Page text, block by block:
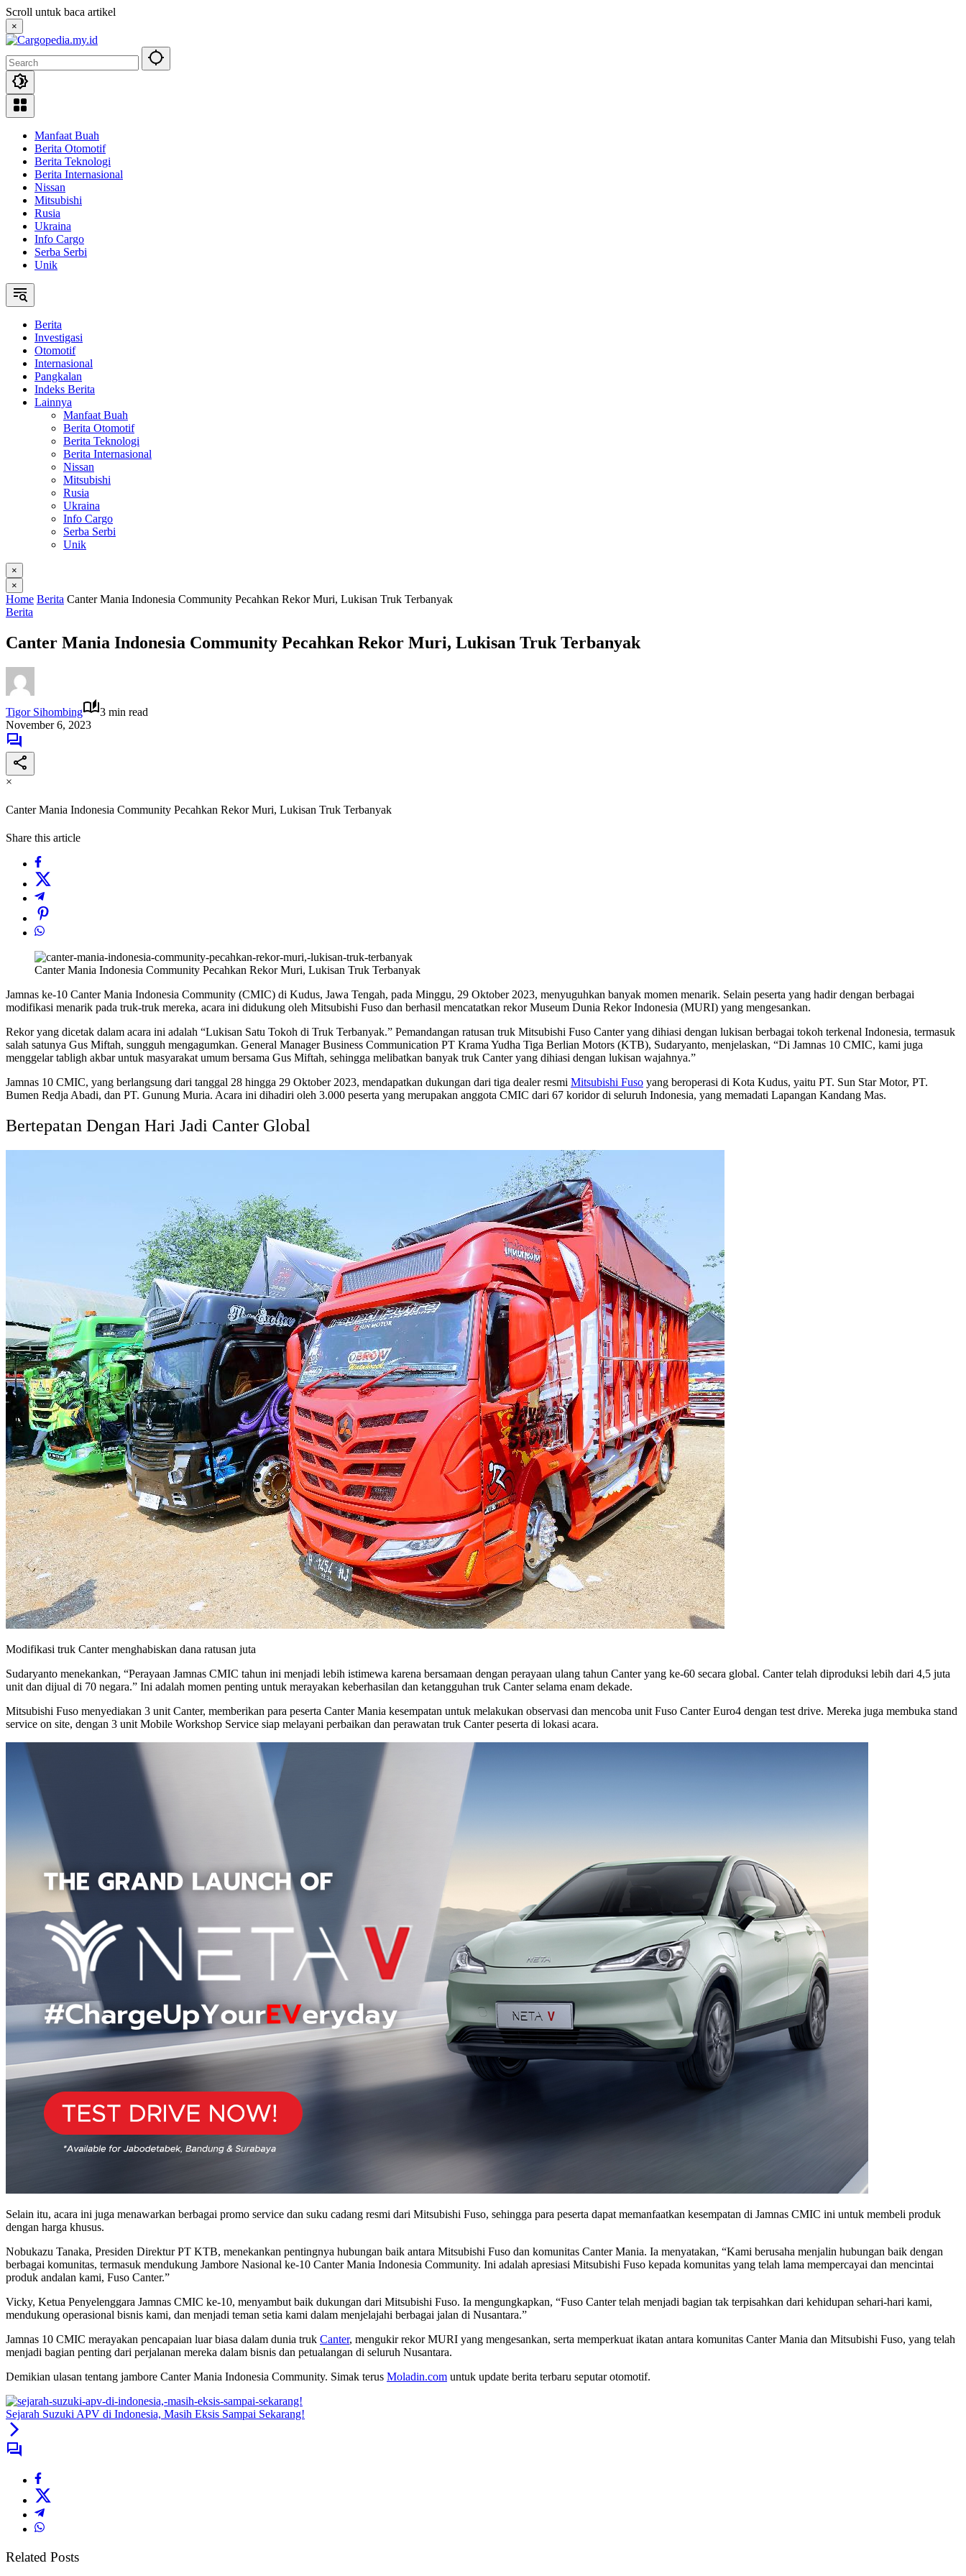
Skip
to
content
Scroll untuk baca artikel
×
Manfaat Buah
Berita Otomotif
Berita Teknologi
Berita Internasional
Nissan
Mitsubishi
Rusia
Ukraina
Info Cargo
Serba Serbi
Unik
Berita
Investigasi
Otomotif
Internasional
Pangkalan
Indeks Berita
Lainnya
Manfaat Buah
Berita Otomotif
Berita Teknologi
Berita Internasional
Nissan
Mitsubishi
Rusia
Ukraina
Info Cargo
Serba Serbi
Unik
×
×
Home Berita Canter Mania Indonesia Community Pecahkan Rekor Muri, Lukisan Truk Terbanyak
Berita
Canter Mania Indonesia Community Pecahkan Rekor Muri, Lukisan Truk Terbanyak
Tigor Sihombing
3 min read
November 6, 2023
×
Canter Mania Indonesia Community Pecahkan Rekor Muri, Lukisan Truk Terbanyak
Share this article
Canter Mania Indonesia Community Pecahkan Rekor Muri, Lukisan Truk Terbanyak
Jamnas ke-10 Canter Mania Indonesia Community (CMIC) di Kudus, Jawa Tengah, pada Minggu, 29 Oktober 2023, menyuguhkan banyak momen menarik. Selain peserta yang hadir dengan berbagai
modifikasi menarik pada truk-truk mereka, acara ini didukung oleh Mitsubishi Fuso dan berhasil mencatatkan rekor Museum Dunia Rekor Indonesia (MURI) yang mengesankan.
Rekor yang dicetak dalam acara ini adalah “Lukisan Satu Tokoh di Truk Terbanyak.” Pemandangan ratusan truk Mitsubishi Fuso Canter yang dihiasi dengan lukisan berbagai tokoh terkenal Indonesia, termasuk
salah satunya Gus Miftah, sungguh mengagumkan. General Manager Business Communication PT Krama Yudha Tiga Berlian Motors (KTB), Sudaryanto, menjelaskan, “Di Jamnas 10 CMIC, kami juga
menggelar tabligh akbar untuk masyarakat umum bersama Gus Miftah, sehingga melibatkan banyak truk Canter yang dihiasi dengan lukisan wajahnya.”
Jamnas 10 CMIC, yang berlangsung dari tanggal 28 hingga 29 Oktober 2023, mendapatkan dukungan dari tiga dealer resmi Mitsubishi Fuso yang beroperasi di Kota Kudus, yaitu PT. Sun Star Motor, PT.
Bumen Redja Abadi, dan PT. Gunung Muria. Acara ini dihadiri oleh 3.000 peserta yang merupakan anggota CMIC dari 67 koridor di seluruh Indonesia, yang memadati Lapangan Kandang Mas.
Bertepatan Dengan Hari Jadi Canter Global
Modifikasi truk Canter menghabiskan dana ratusan juta
Sudaryanto menekankan, “Perayaan Jamnas CMIC tahun ini menjadi lebih istimewa karena bersamaan dengan perayaan ulang tahun Canter yang ke-60 secara global. Canter telah diproduksi lebih dari 4,5 juta
unit dan dijual di 70 negara.” Ini adalah momen penting untuk merayakan keberhasilan dan ketangguhan truk Canter selama enam dekade.
Mitsubishi Fuso menyediakan 3 unit Canter, memberikan para peserta Canter Mania kesempatan untuk melakukan observasi dan mencoba unit Fuso Canter Euro4 dengan test drive. Mereka juga membuka stand
service on site, dengan 3 unit Mobile Workshop Service siap melayani perbaikan dan perawatan truk Canter peserta di lokasi acara.
Selain itu, acara ini juga menawarkan berbagai promo service dan suku cadang resmi dari Mitsubishi Fuso, sehingga para peserta dapat memanfaatkan kesempatan di Jamnas CMIC ini untuk membeli produk
dengan harga khusus.
Nobukazu Tanaka, Presiden Direktur PT KTB, menekankan pentingnya hubungan baik antara Mitsubishi Fuso dan komunitas Canter Mania. Ia menyatakan, “Kami berusaha menjalin hubungan baik dengan
berbagai komunitas, termasuk mendukung Jambore Nasional ke-10 Canter Mania Indonesia Community. Ini adalah apresiasi Mitsubishi Fuso kepada komunitas yang telah lama mempercayai dan mencintai
produk andalan kami, Fuso Canter.”
Vicky, Ketua Penyelenggara Jamnas CMIC ke-10, menyambut baik dukungan dari Mitsubishi Fuso. Ia mengungkapkan, “Fuso Canter telah menjadi bagian tak terpisahkan dari kehidupan sehari-hari kami,
mendukung operasional bisnis kami, dan menjadi teman setia kami dalam menjelajahi berbagai jalan di Nusantara.”
Jamnas 10 CMIC merayakan pencapaian luar biasa dalam dunia truk Canter, mengukir rekor MURI yang mengesankan, serta memperkuat ikatan antara komunitas Canter Mania dan Mitsubishi Fuso, yang telah
menjadi bagian penting dari perjalanan mereka dalam bisnis dan petualangan di seluruh Nusantara.
Demikian ulasan tentang jambore Canter Mania Indonesia Community. Simak terus Moladin.com untuk update berita terbaru seputar otomotif.
Sejarah Suzuki APV di Indonesia, Masih Eksis Sampai Sekarang!
Related Posts